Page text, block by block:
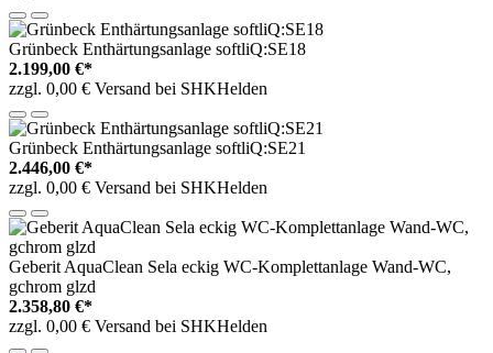
Grünbeck Enthärtungsanlage softliQ:SE18
2.199,00 €*
zzgl. 0,00 € Versand bei SHKHelden
Grünbeck Enthärtungsanlage softliQ:SE21
2.446,00 €*
zzgl. 0,00 € Versand bei SHKHelden
Geberit AquaClean Sela eckig WC-Komplettanlage Wand-WC,
gchrom glzd
2.358,80 €*
zzgl. 0,00 € Versand bei SHKHelden